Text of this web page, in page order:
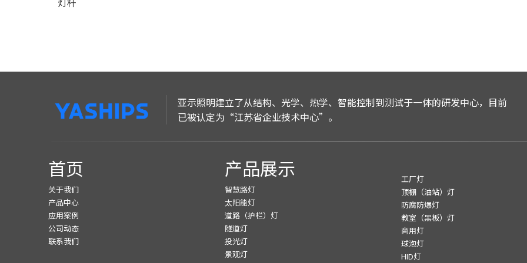
亚示照明建立了从结构、光学、热学、智能控制到测试于一体的研发中心，目前
已被认定为“江苏省企业技术中心”。
首页
关于我们
产品中心
应用案例
公司动态
联系我们
产品展示
智慧路灯
太阳能灯
道路（护栏）灯
隧道灯
投光灯
景观灯
工厂灯
顶棚（油站）灯
防腐防爆灯
教室（黑板）灯
商用灯
球泡灯
HID灯